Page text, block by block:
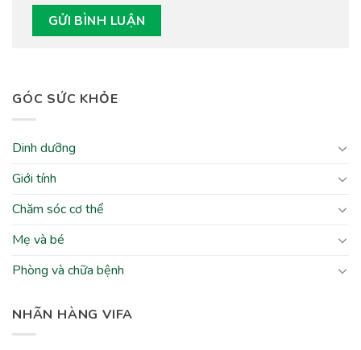
GÓC SỨC KHỎE
Dinh dưỡng
Giới tính
Chăm sóc cơ thể
Mẹ và bé
Phòng và chữa bệnh
NHÃN HÀNG VIFA